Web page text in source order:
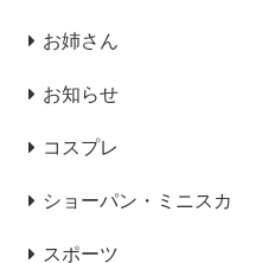
お姉さん
お知らせ
コスプレ
ショーパン・ミニスカ
スポーツ